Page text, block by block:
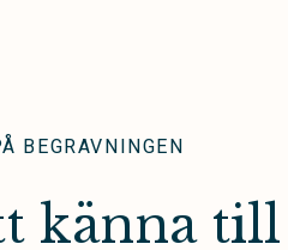
BEGRAVNINGEN
känna till